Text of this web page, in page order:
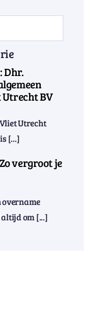
Dhr.
BV
Utrecht
[...]
vergroot je
overname
om [...]